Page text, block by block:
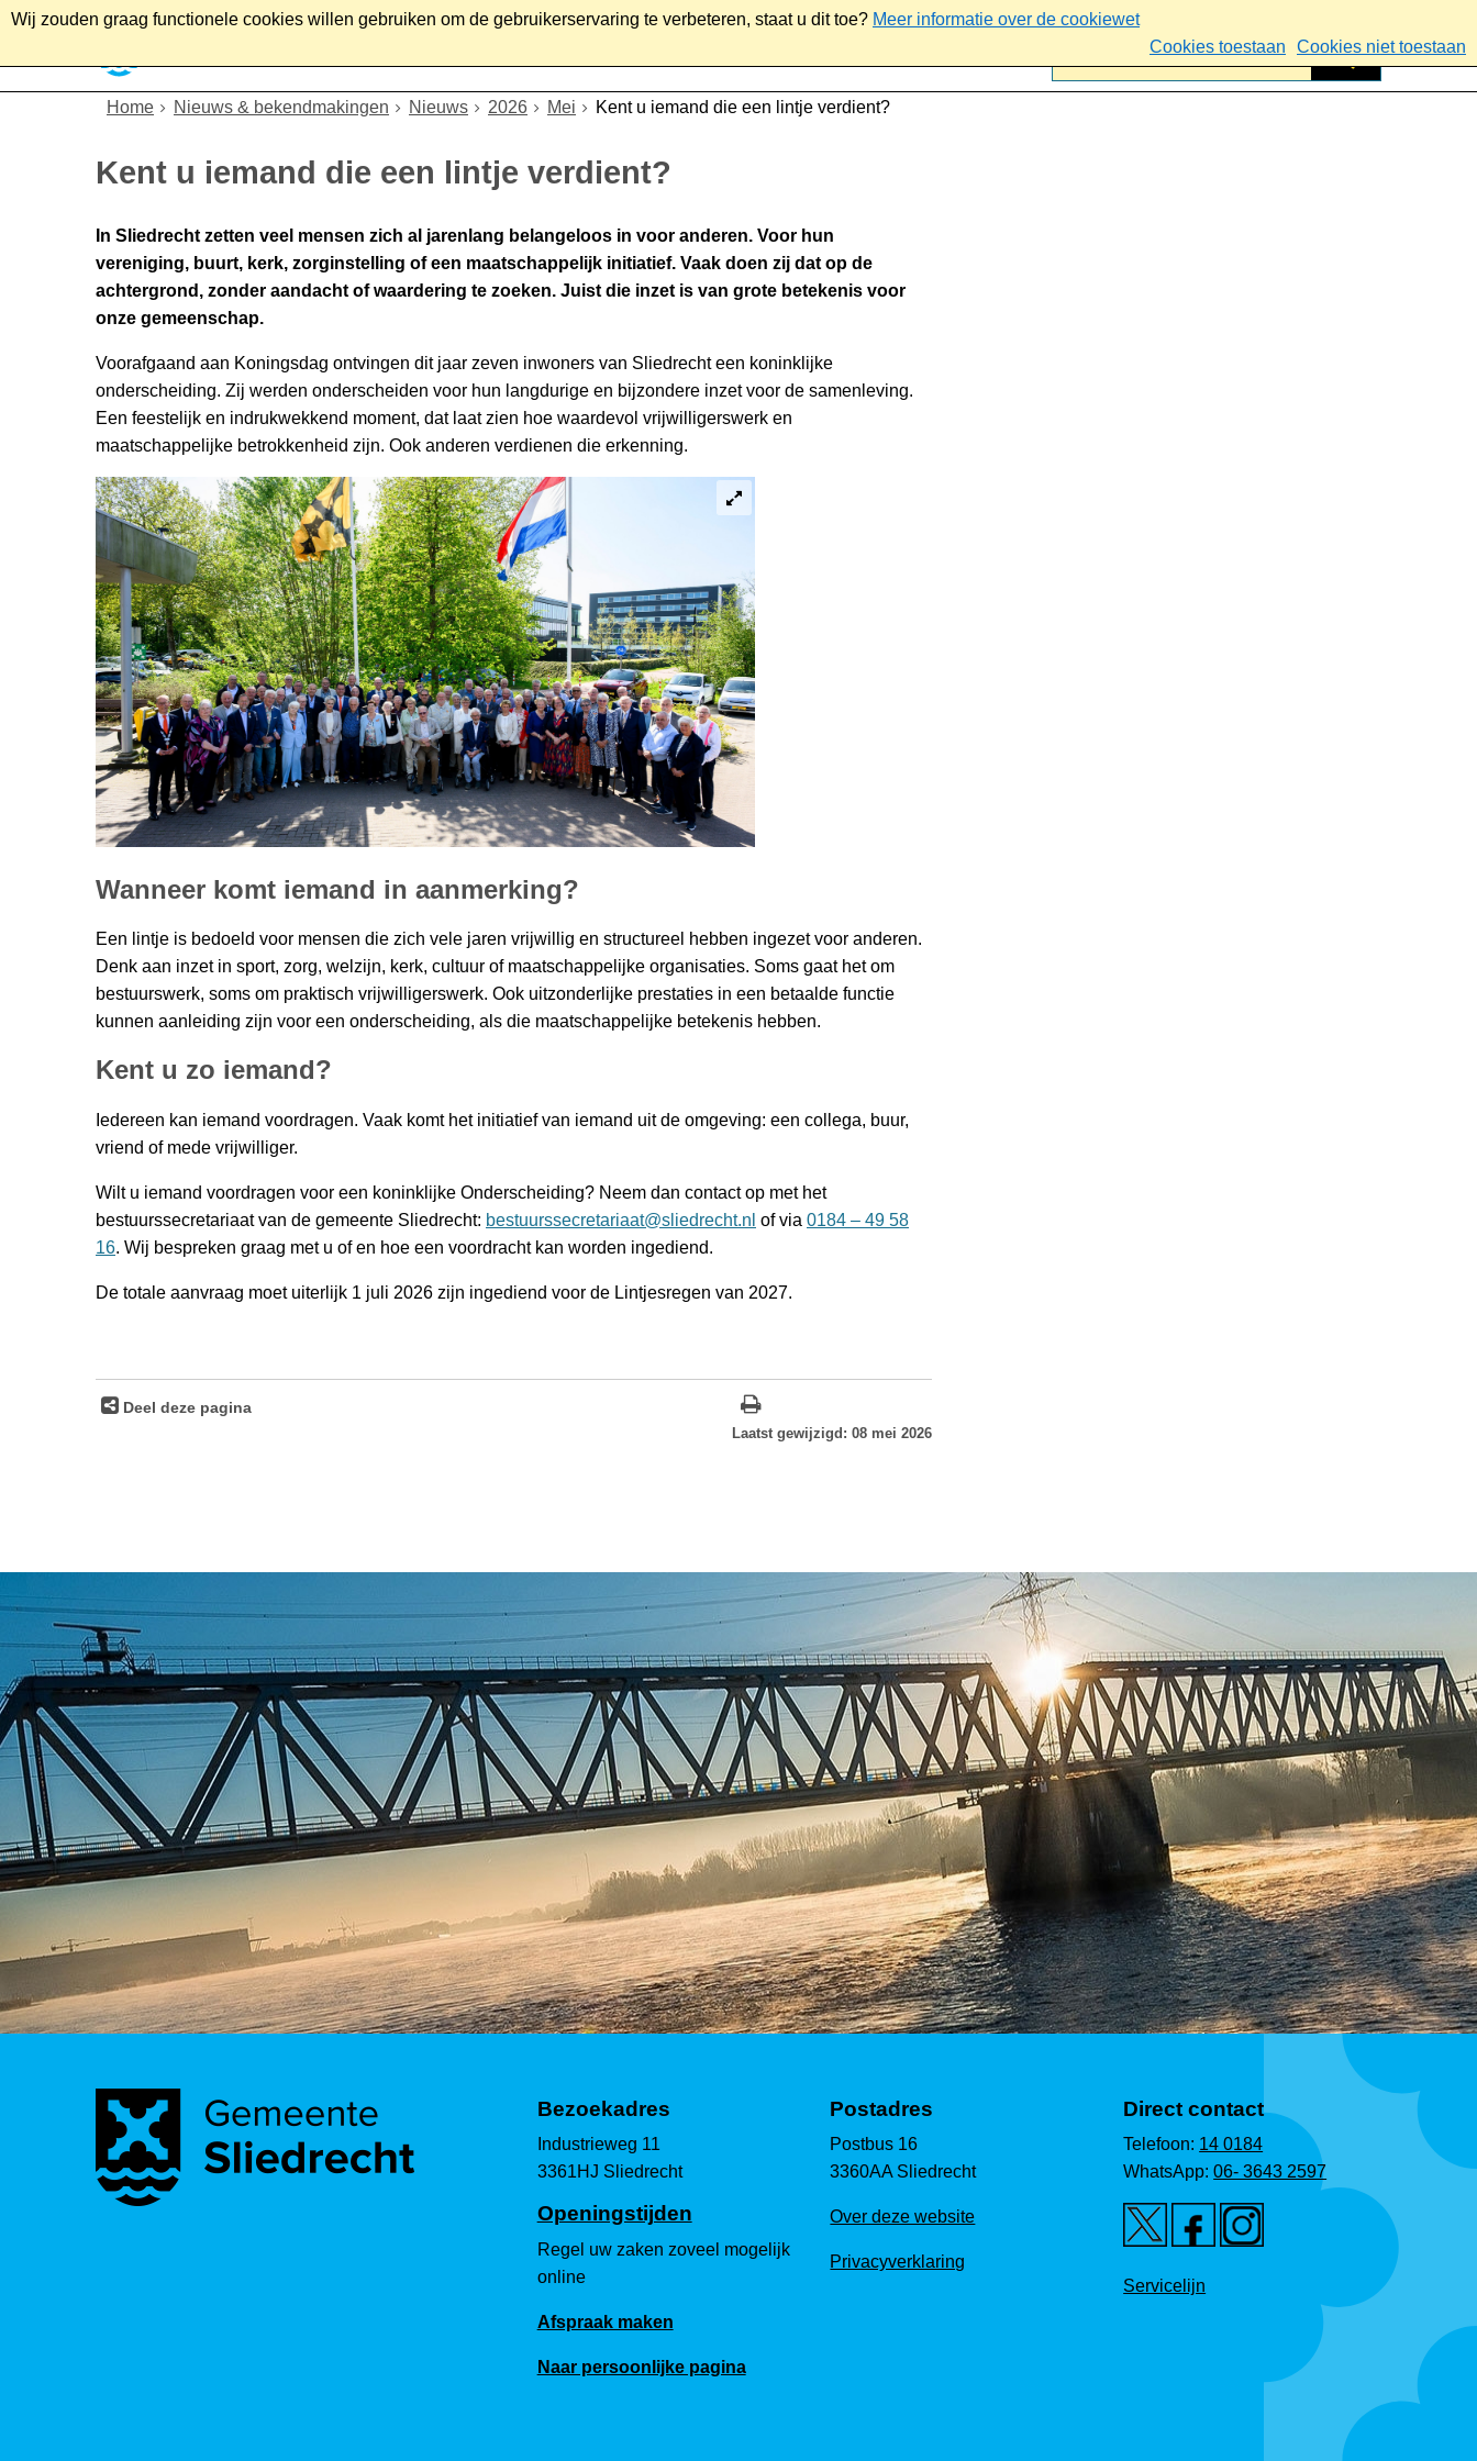
Wij zouden graag functionele cookies willen gebruiken om de gebruikerservaring te verbeteren, staat u dit toe? Meer informatie over de cookiewet
Cookies toestaan
Cookies niet toestaan
Home Nieuws & bekendmakingen Nieuws 2026 Mei Kent u iemand die een lintje verdient?
Kent u iemand die een lintje verdient?
In Sliedrecht zetten veel mensen zich al jarenlang belangeloos in voor anderen. Voor hun
vereniging, buurt, kerk, zorginstelling of een maatschappelijk initiatief. Vaak doen zij dat op de
achtergrond, zonder aandacht of waardering te zoeken. Juist die inzet is van grote betekenis voor
onze gemeenschap.
Voorafgaand aan Koningsdag ontvingen dit jaar zeven inwoners van Sliedrecht een koninklijke
onderscheiding. Zij werden onderscheiden voor hun langdurige en bijzondere inzet voor de samenleving.
Een feestelijk en indrukwekkend moment, dat laat zien hoe waardevol vrijwilligerswerk en
maatschappelijke betrokkenheid zijn. Ook anderen verdienen die erkenning.
Wanneer komt iemand in aanmerking?
Een lintje is bedoeld voor mensen die zich vele jaren vrijwillig en structureel hebben ingezet voor anderen.
Denk aan inzet in sport, zorg, welzijn, kerk, cultuur of maatschappelijke organisaties. Soms gaat het om
bestuurswerk, soms om praktisch vrijwilligerswerk. Ook uitzonderlijke prestaties in een betaalde functie
kunnen aanleiding zijn voor een onderscheiding, als die maatschappelijke betekenis hebben.
Kent u zo iemand?
Iedereen kan iemand voordragen. Vaak komt het initiatief van iemand uit de omgeving: een collega, buur,
vriend of mede vrijwilliger.
Wilt u iemand voordragen voor een koninklijke Onderscheiding? Neem dan contact op met het
bestuurssecretariaat van de gemeente Sliedrecht: bestuurssecretariaat@sliedrecht.nl of via 0184 – 49 58
16. Wij bespreken graag met u of en hoe een voordracht kan worden ingediend.
De totale aanvraag moet uiterlijk 1 juli 2026 zijn ingediend voor de Lintjesregen van 2027.
Deel deze pagina
Laatst gewijzigd: 08 mei 2026
Bezoekadres
Industrieweg 11
3361HJ Sliedrecht
Openingstijden
Regel uw zaken zoveel mogelijk
online
Afspraak maken
Naar persoonlijke pagina
Postadres
Postbus 16
3360AA Sliedrecht
Over deze website
Privacyverklaring
Direct contact
Telefoon: 14 0184
WhatsApp:06- 3643 2597
Servicelijn